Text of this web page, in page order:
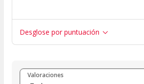
Desglose por puntuación
Entre 8 y 10 (3)
Valoraciones